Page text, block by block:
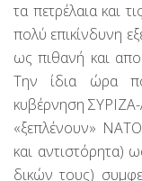
τα πετρέλαια και
πολύ επικίνδυνη
ως πιθανή και
Την ίδια ώρα
κυβέρνηση
«ξεπλένουν»
και αντιστόρητα)
δικών τους)